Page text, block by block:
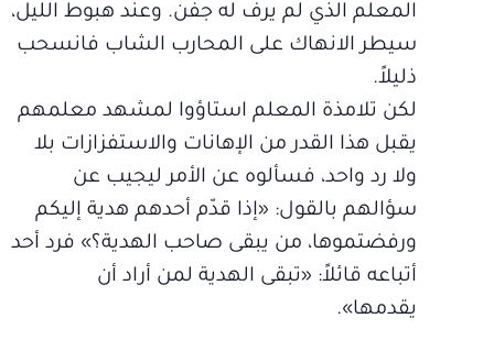
المعلم الذي لم يرفّ له جفن. وعند هبوط الليل،
سيطر الانهاك على المحارب الشاب فانسحب
ذليلاً.
لكن تلامذة المعلم استاؤوا لمشهد معلمهم
يقبل هذا القدر من الإهانات والاستفزازات بلا
ولا رد واحد، فسألوه عن الأمر ليجيب عن
سؤالهم بالقول: «إذا قدّم أحدهم هدية إليكم
ورفضتموها، من يبقى صاحب الهدية؟» فرد أحد
أتباعه قائلاً: «تبقى الهدية لمن أراد أن
يقدمها».